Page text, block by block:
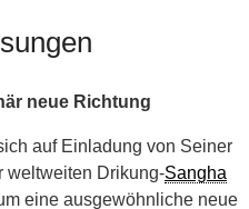
neue Richtung
auf Einladung von Seiner
weltweiten Drikung-Sangha
eine ausgewöhnliche neue